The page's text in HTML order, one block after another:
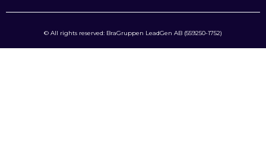
© All rights reserved: BraGruppen LeadGen AB (559250-1752)